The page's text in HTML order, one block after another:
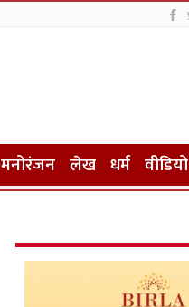
मनोरंजन लेख धर्म वीडियो